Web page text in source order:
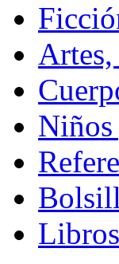
Niños